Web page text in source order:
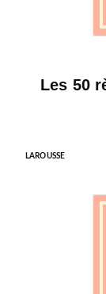
Les 50
LAROUSSE